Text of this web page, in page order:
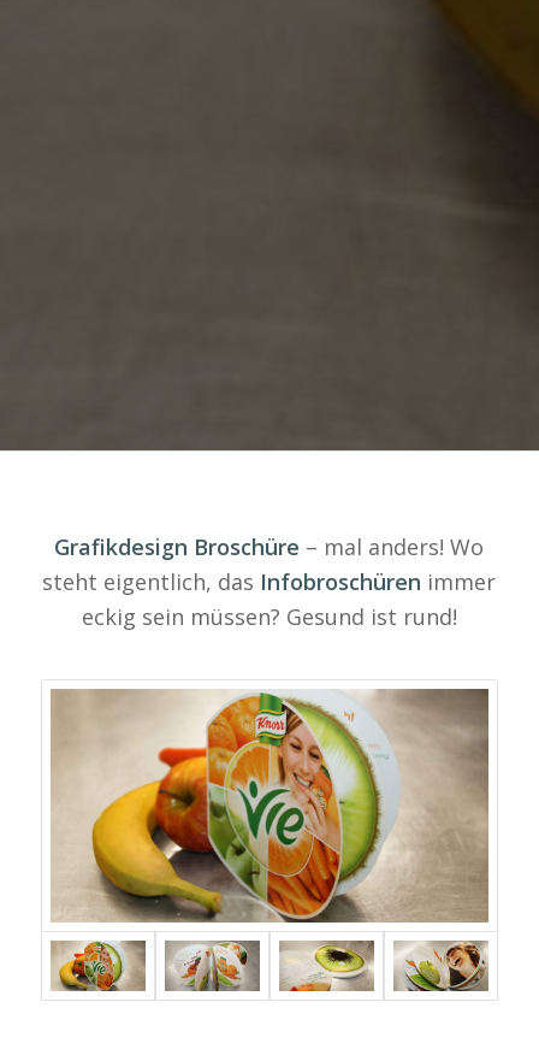
Grafikdesign Broschüre – mal anders! Wo
steht eigentlich, das Infobroschüren immer
eckig sein müssen? Gesund ist rund!